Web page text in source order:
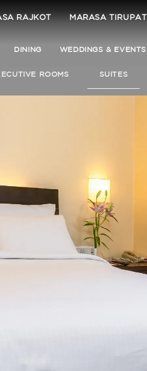
RAJKOT MARASA TIRUPATI
DINING WEDDINGS & EVENTS
ROOMS SUITES